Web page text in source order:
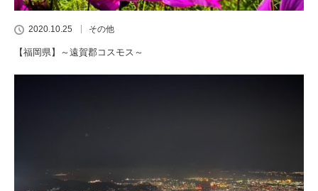
2020.10.25 その他
【福岡県】～遠賀郡コスモス～